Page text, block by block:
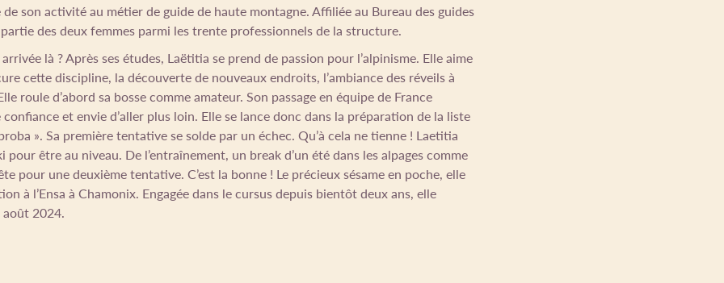
son activité au métier de guide de haute montagne. Affiliée au Bureau des guides
des deux femmes parmi les trente professionnels de la structure.
là ? Après ses études, Laëtitia se prend de passion pour l’alpinisme. Elle aime
cette discipline, la découverte de nouveaux endroits, l’ambiance des réveils à
roule d’abord sa bosse comme amateur. Son passage en équipe de France
et envie d’aller plus loin. Elle se lance donc dans la préparation de la liste
». Sa première tentative se solde par un échec. Qu’à cela ne tienne ! Laetitia
pour être au niveau. De l’entraînement, un break d’un été dans les alpages comme
pour une deuxième tentative. C’est la bonne ! Le précieux sésame en poche, elle
à l’Ensa à Chamonix. Engagée dans le cursus depuis bientôt deux ans, elle
août 2024.